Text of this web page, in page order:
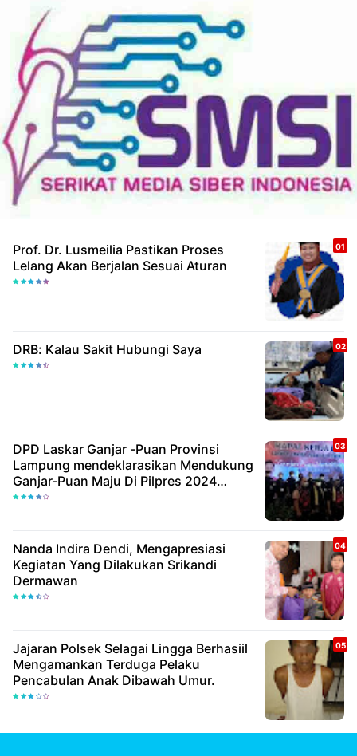
Prof. Dr. Lusmeilia Pastikan Proses
Lelang Akan Berjalan Sesuai Aturan
DRB: Kalau Sakit Hubungi Saya
DPD Laskar Ganjar -Puan Provinsi
Lampung mendeklarasikan Mendukung
Ganjar-Puan Maju Di Pilpres 2024
Mendatang
Nanda Indira Dendi, Mengapresiasi
Kegiatan Yang Dilakukan Srikandi
Dermawan
Jajaran Polsek Selagai Lingga Berhasiil
Mengamankan Terduga Pelaku
Pencabulan Anak Dibawah Umur.